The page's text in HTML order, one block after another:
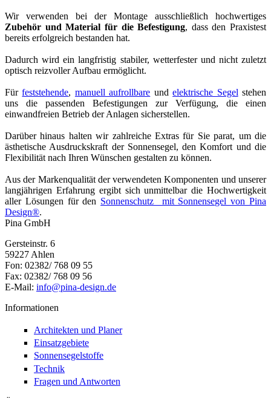
Wir verwenden bei der Montage ausschließlich hochwertiges
Zubehör und Material für die Befestigung, dass den Praxistest
bereits erfolgreich bestanden hat.
Dadurch wird ein langfristig stabiler, wetterfester und nicht zuletzt
optisch reizvoller Aufbau ermöglicht.
Fürfeststehende, manuell aufrollbare undelektrische Segel stehen
uns die passenden Befestigungen zur Verfügung, die einen
einwandfreien Betrieb der Anlagen sicherstellen.
Darüber hinaus halten wir zahlreiche Extras für Sie parat, um die
ästhetische Ausdruckskraft der Sonnensegel, den Komfort und die
Flexibilität nach Ihren Wünschen gestalten zu können.
Aus der Markenqualität der verwendeten Komponenten und unserer
langjährigen Erfahrung ergibt sich unmittelbar die Hochwertigkeit
aller Lösungen für den Sonnenschutz mit Sonnensegel von Pina
Design®.
Pina GmbH
Gersteinstr. 6
59227 Ahlen
Fon: 02382/ 768 09 55
Fax: 02382/ 768 09 56
E-Mail: info@pina-design.de
Informationen
Architekten und Planer
Einsatzgebiete
Sonnensegelstoffe
Technik
Fragen und Antworten